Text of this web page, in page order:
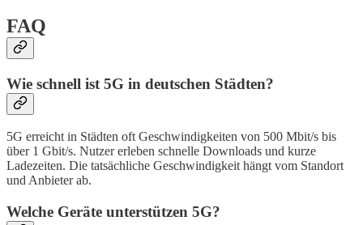
FAQ
Wie schnell ist 5G in deutschen Städten?
5G erreicht in Städten oft Geschwindigkeiten von 500 Mbit/s bis
über 1 Gbit/s. Nutzer erleben schnelle Downloads und kurze
Ladezeiten. Die tatsächliche Geschwindigkeit hängt vom Standort
und Anbieter ab.
Welche Geräte unterstützen 5G?